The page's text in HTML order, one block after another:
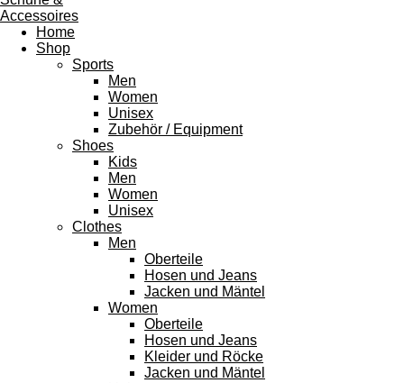
Home
Shop
Sports
Men
Women
Unisex
Zubehör / Equipment
Shoes
Kids
Men
Women
Unisex
Clothes
Men
Oberteile
Hosen und Jeans
Jacken und Mäntel
Women
Oberteile
Hosen und Jeans
Kleider und Röcke
Jacken und Mäntel